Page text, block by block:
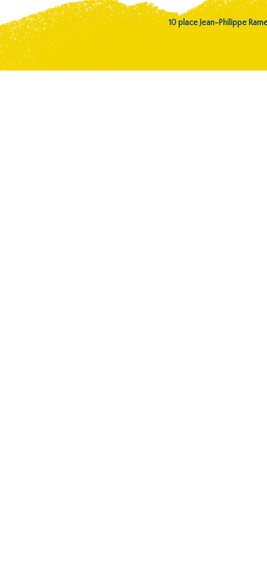
10 place Jean-Philippe